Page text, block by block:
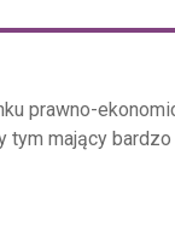
prawno-
tym mający